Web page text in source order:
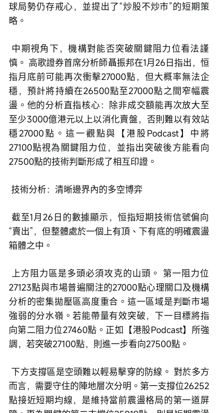
球局勢仍存戒心，並提出了“炒股不炒市”的短期策
略。
慎。 高歌證券首席分析師聶振邦在1月26日指出，恒
指月底前可能再次衝擊27000點，但大概率無法企
穩，預計將持續在26500點至27000點之間窄幅震
盪。他的分析直指核心：除非成交額能再次放大至
至少3000億港元以上以消化賣盤，否則難以有效站
穩27000點。這一觀點與【港股Podcast】中將
27100點視為關鍵阻力位，並指出突破後方能看向
27500點的技術判斷形成了相互印證。
技術分析：清晰邊界內的多空博弈
“賣出”，但整體處於一個上有頂、下有底的明確震盪
箱體之中。
27123點與市場普遍關注的27000點心理關口及機構
分析的密集拋壓區高度重合。這一區域是判斷市場
強弱的分水嶺。若能帶量有效突破，下一目標將指
向第二阻力位27460點。正如【港股Podcast】所強
調，若突破27100點，則進一步看向27500點。
而言，需要守住的陣地層次分明。第一支撐位26252
點接近短期均線，是維持當前震盪格局的第一道屏